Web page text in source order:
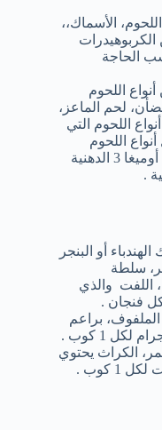
الأسماك،،
الحاجة
اللحوم
لحم الماعز،
اللحوم التي
اللحوم
وتحتوي علي نسة عالية من أحماض أوميغا 3 الدهنية
أو البنجر
سلطة
اللفت والذي
براعم
الكراث يحتوي